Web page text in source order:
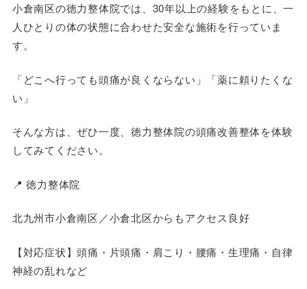
小倉南区の徳力整体院では、30年以上の経験をもとに、一
人ひとりの体の状態に合わせた安全な施術を行っていま
す。
「どこへ行っても頭痛が良くならない」「薬に頼りたくな
い」
そんな方は、ぜひ一度、徳力整体院の頭痛改善整体を体験
してみてください。
📍 徳力整体院
北九州市小倉南区／小倉北区からもアクセス良好
【対応症状】頭痛・片頭痛・肩こり・腰痛・生理痛・自律
神経の乱れなど